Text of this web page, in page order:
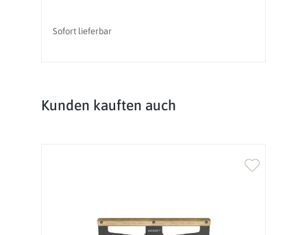
Sofort lieferbar
Produktgalerie überspringen
Kunden kauften auch